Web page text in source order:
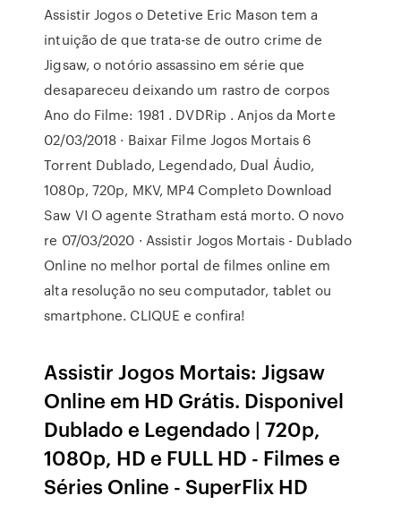
Assistir Jogos o Detetive Eric Mason tem a
intuição de que trata-se de outro crime de
Jigsaw, o notório assassino em série que
desapareceu deixando um rastro de corpos
Ano do Filme: 1981 . DVDRip . Anjos da Morte
02/03/2018 · Baixar Filme Jogos Mortais 6
Torrent Dublado, Legendado, Dual Áudio,
1080p, 720p, MKV, MP4 Completo Download
Saw VI O agente Stratham está morto. O novo
re 07/03/2020 · Assistir Jogos Mortais - Dublado
Online no melhor portal de filmes online em
alta resolução no seu computador, tablet ou
smartphone. CLIQUE e confira!
Assistir Jogos Mortais: Jigsaw
Online em HD Grátis. Disponivel
Dublado e Legendado | 720p,
1080p, HD e FULL HD - Filmes e
Séries Online - SuperFlix HD